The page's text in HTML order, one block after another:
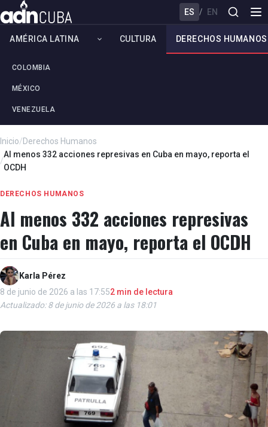
ES / EN
AMÉRICA LATINA
COLOMBIA
MÉXICO
VENEZUELA
CULTURA DERECHOS HUMANOS
Inicio/Derechos Humanos
/
Al menos 332 acciones represivas en Cuba en mayo, reporta el
OCDH
DERECHOS HUMANOS
Al menos 332 acciones represivas
en Cuba en mayo, reporta el OCDH
Karla Pérez
8 de junio de 2026 a las 17:552 min de lectura
Actualizado: 8 de junio de 2026 a las 18:01